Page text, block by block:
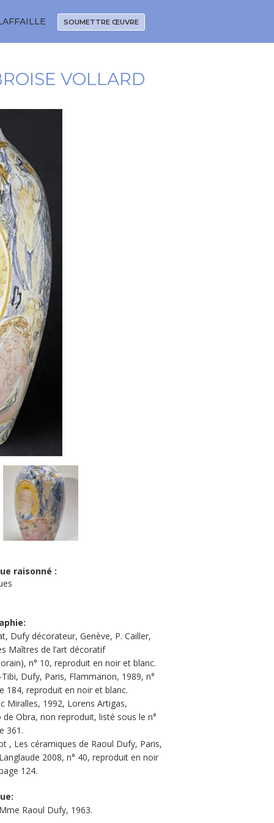
SOUMETTRE ŒUVRE
VOLLARD
raisonné :
Dufy décorateur, Genève, P. Cailler,
Maîtres de l’art décoratif
n° 10, reproduit en noir et blanc.
Tibi, Dufy, Paris, Flammarion, 1989, n°
184, reproduit en noir et blanc.
Miralles, 1992, Lorens Artigas,
de Obra, non reproduit, listé sous le n°
361.
, Les céramiques de Raoul Dufy, Paris,
2008, n° 40, reproduit en noir
124.
Raoul Dufy, 1963.